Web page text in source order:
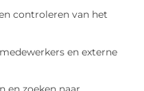
controleren van het
en externe